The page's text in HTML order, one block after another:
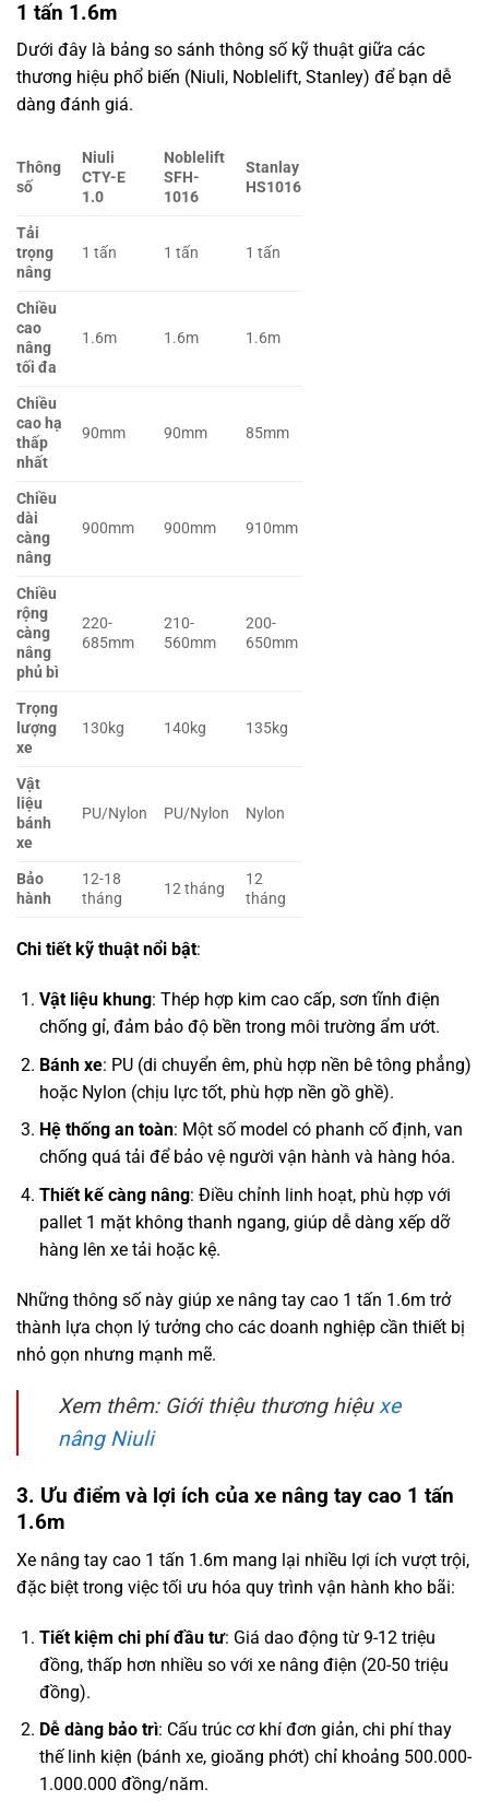
1 tấn 1.6m
Dưới đây là bảng so sánh thông số kỹ thuật giữa các
thương hiệu phổ biến (Niuli, Noblelift, Stanley) để bạn dễ
dàng đánh giá.
Thông
số
Niuli
CTY-E
1.0
Noblelift
SFH-
1016
Stanlay
HS1016
Tải
trọng
nâng
1 tấn 1 tấn 1 tấn
Chiều
cao
nâng
tối đa
1.6m 1.6m 1.6m
Chiều
cao hạ
thấp
nhất
90mm 90mm 85mm
Chiều
dài
càng
nâng
900mm 900mm 910mm
Chiều
rộng
càng
nâng
phủ bì
220-
685mm
210-
560mm
200-
650mm
Trọng
lượng
xe
130kg 140kg 135kg
Vật
liệu
bánh
xe
PU/Nylon PU/Nylon Nylon
Bảo
hành
12-18
tháng
12 tháng
12
tháng
Chi tiết kỹ thuật nổi bật:
Vật liệu khung: Thép hợp kim cao cấp, sơn tĩnh điện
chống gỉ, đảm bảo độ bền trong môi trường ẩm ướt.
Bánh xe: PU (di chuyển êm, phù hợp nền bê tông phẳng)
hoặc Nylon (chịu lực tốt, phù hợp nền gồ ghề).
Hệ thống an toàn: Một số model có phanh cố định, van
chống quá tải để bảo vệ người vận hành và hàng hóa.
Thiết kế càng nâng: Điều chỉnh linh hoạt, phù hợp với
pallet 1 mặt không thanh ngang, giúp dễ dàng xếp dỡ
hàng lên xe tải hoặc kệ.
Những thông số này giúp xe nâng tay cao 1 tấn 1.6m trở
thành lựa chọn lý tưởng cho các doanh nghiệp cần thiết bị
nhỏ gọn nhưng mạnh mẽ.
Xem thêm: Giới thiệu thương hiệuxe
nâng Niuli
3. Ưu điểm và lợi ích của xe nâng tay cao 1 tấn
1.6m
Xe nâng tay cao 1 tấn 1.6m mang lại nhiều lợi ích vượt trội,
đặc biệt trong việc tối ưu hóa quy trình vận hành kho bãi:
Tiết kiệm chi phí đầu tư: Giá dao động từ 9-12 triệu
đồng, thấp hơn nhiều so với xe nâng điện (20-50 triệu
đồng).
Dễ dàng bảo trì: Cấu trúc cơ khí đơn giản, chi phí thay
thế linh kiện (bánh xe, gioăng phớt) chỉ khoảng 500.000-
1.000.000 đồng/năm.